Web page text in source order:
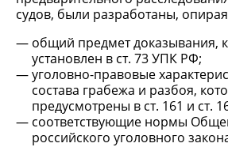
судов, были разработаны,
общий предмет доказывания,
установлен в ст. 73 УПК РФ;
уголовно-правовые
состава грабежа и разбоя,
предусмотрены в ст. 161 и ст.
соответствующие нормы
российского уголовного